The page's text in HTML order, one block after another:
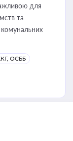
для
та
ОСББ